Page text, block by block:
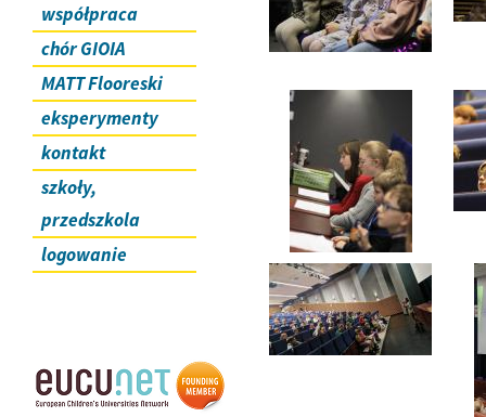
współpraca
chór GIOIA
MATT Flooreski
eksperymenty
kontakt
szkoły,
przedszkola
logowanie